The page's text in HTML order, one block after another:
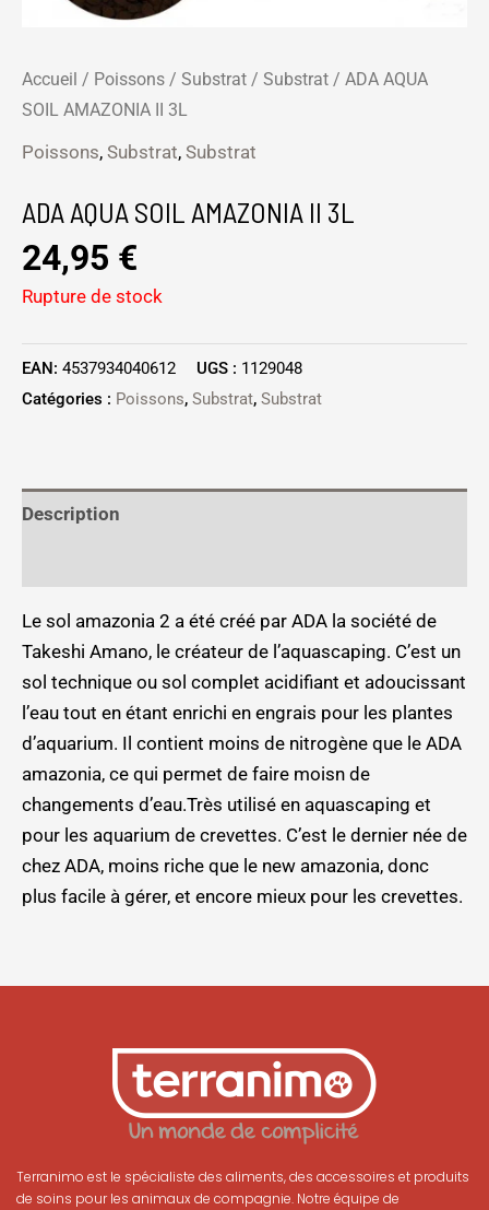
Accueil / Poissons / Substrat / Substrat / ADA AQUA
SOIL AMAZONIA II 3L
Poissons, Substrat, Substrat
ADA AQUA SOIL AMAZONIA II 3L
24,95 €
Rupture de stock
EAN: 4537934040612 UGS : 1129048
Catégories : Poissons, Substrat, Substrat
Description
Le sol amazonia 2 a été créé par ADA la société de
Takeshi Amano, le créateur de l’aquascaping. C’est un
sol technique ou sol complet acidifiant et adoucissant
l’eau tout en étant enrichi en engrais pour les plantes
d’aquarium. Il contient moins de nitrogène que le ADA
amazonia, ce qui permet de faire moisn de
changements d’eau.Très utilisé en aquascaping et
pour les aquarium de crevettes. C’est le dernier née de
chez ADA, moins riche que le new amazonia, donc
plus facile à gérer, et encore mieux pour les crevettes.
Terranimo est le spécialiste des aliments, des accessoires et produits
de soins pour les animaux de compagnie. Notre équipe de